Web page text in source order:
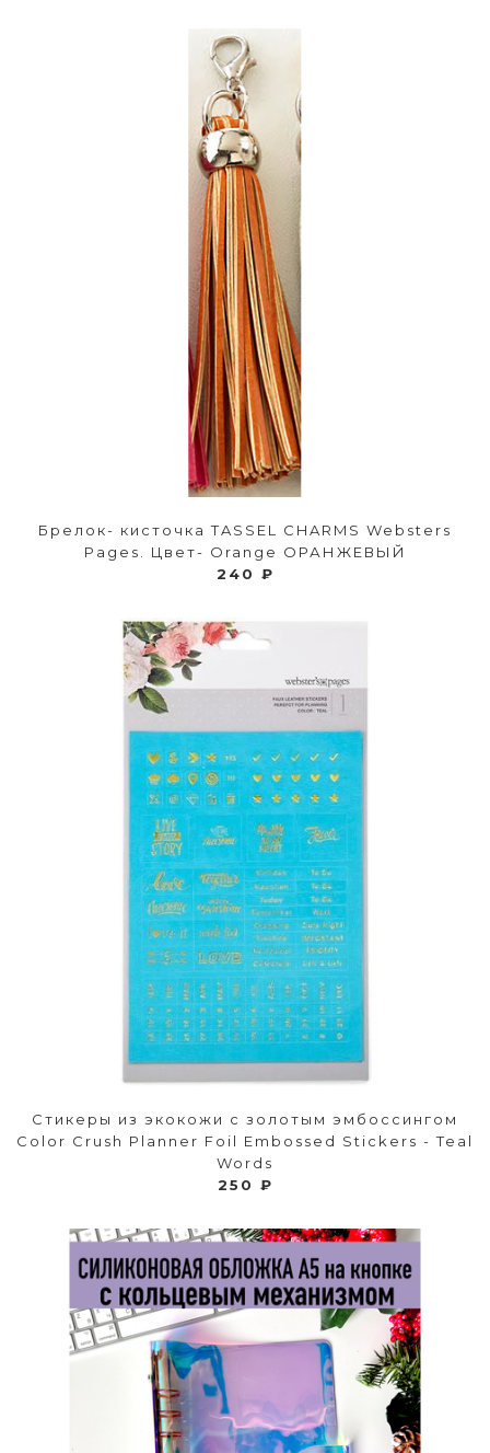
Брелок- кисточка TASSEL CHARMS Websters
Pages. Цвет- Orange ОРАНЖЕВЫЙ
240 ₽
Стикеры из экокожи с золотым эмбоссингом
Color Crush Planner Foil Embossed Stickers - Teal
Words
250 ₽